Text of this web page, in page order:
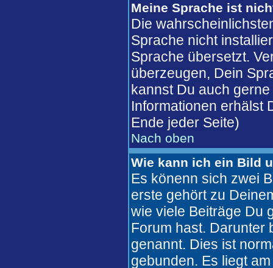
Meine Sprache ist
Die
Sprache nicht
Sprache übersetzt.
überzeugen, Dein
kannst Du auch
Informationen erhälst
Ende jeder Seite)
Nach oben
Wie kann ich ein Bild
Es könenn sich zwei
erste gehört zu
wie viele Beiträge Du
Forum hast. Darunter
genannt. Dies ist
gebunden. Es liegt